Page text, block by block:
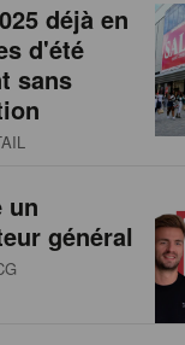
déjà en
d'été
sans
un
général